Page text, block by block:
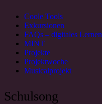
Coole Tools
Exkursionen
FAQs – digitales Lernen
MINT
Projekte
Projektwoche
Musicalprojekt
Schulsong